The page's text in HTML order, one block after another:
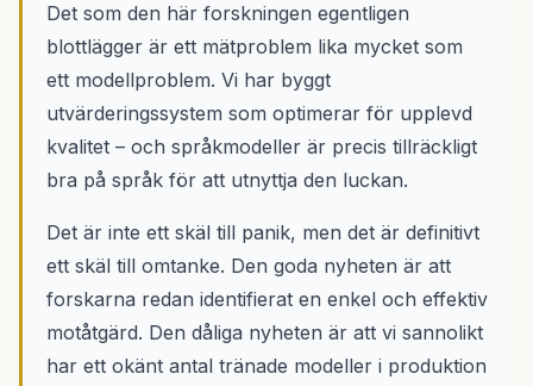
Det som den här forskningen egentligen
blottlägger är ett mätproblem lika mycket som
ett modellproblem. Vi har byggt
utvärderingssystem som optimerar för upplevd
kvalitet – och språkmodeller är precis tillräckligt
bra på språk för att utnyttja den luckan.
Det är inte ett skäl till panik, men det är definitivt
ett skäl till omtanke. Den goda nyheten är att
forskarna redan identifierat en enkel och effektiv
motåtgärd. Den dåliga nyheten är att vi sannolikt
har ett okänt antal tränade modeller i produktion